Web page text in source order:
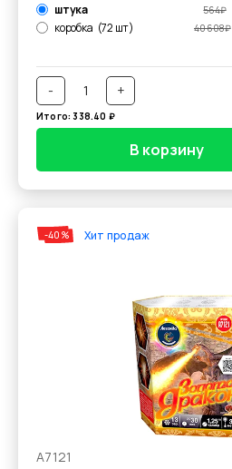
штука 564₽
коробка (72 шт) 40 608₽
- +
Итого:338.40 ₽
В корзину
-40% Хит продаж
А7121